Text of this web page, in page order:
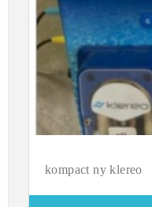
kompact ny klereo